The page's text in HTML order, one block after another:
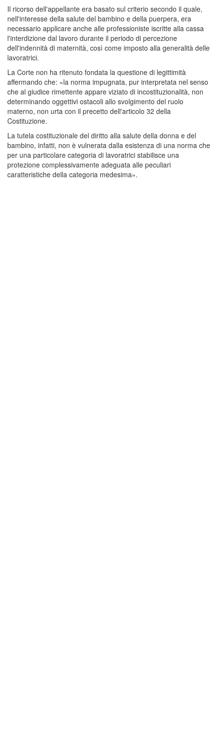
Il ricorso dell'appellante era basato sul criterio secondo il quale,
nell'interesse della salute del bambino e della puerpera, era
necessario applicare anche alle professioniste iscritte alla cassa
l'interdizione dal lavoro durante il periodo di percezione
dell'indennità di maternità, così come imposto alla generalità delle
lavoratrici.
La Corte non ha ritenuto fondata la questione di legittimità
affermando che: «la norma impugnata, pur interpretata nel senso
che al giudice rimettente appare viziato di incostituzionalità, non
determinando oggettivi ostacoli allo svolgimento del ruolo
materno, non urta con il precetto dell'articolo 32 della
Costituzione.
La tutela costituzionale del diritto alla salute della donna e del
bambino, infatti, non è vulnerata dalla esistenza di una norma che
per una particolare categoria di lavoratrici stabilisce una
protezione complessivamente adeguata alle peculiari
caratteristiche della categoria medesima».